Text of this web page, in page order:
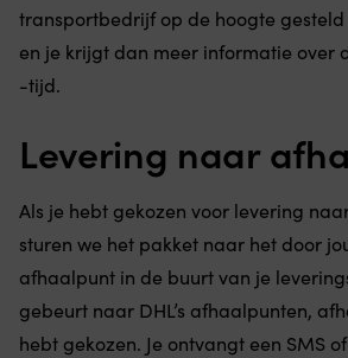
transportbedrijf op de hoogte
en je krijgt dan meer informatie over
-tijd.
Levering naar
Als je hebt gekozen voor levering
sturen we het pakket naar het door
afhaalpunt in de buurt van je
gebeurt naar DHL’s afhaalpunten,
hebt gekozen. Je ontvangt een SMS